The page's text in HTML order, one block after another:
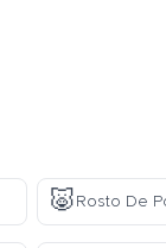
🐷Rosto De